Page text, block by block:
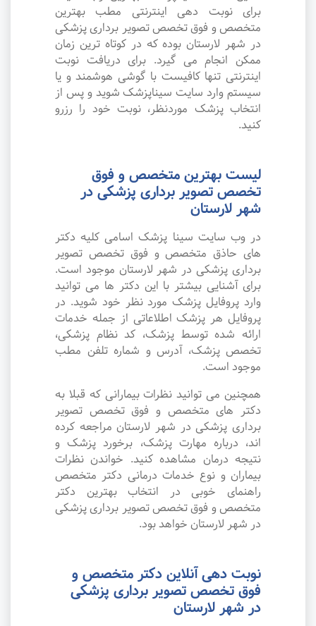
برای نوبت دهی اینترنتی مطب بهترین
متخصص و فوق تخصص تصویر برداری پزشکی
در شهر لارستان بوده که در کوتاه ترین زمان
ممکن انجام می گیرد. برای دریافت نوبت
اینترنتی تنها کافیست با گوشی هوشمند و یا
سیستم وارد سایت سیناپزشک شوید و پس از
انتخاب پزشک موردنظر، نوبت خود را رزرو
کنید.
لیست بهترین متخصص و فوق
تخصص تصویر برداری پزشکی در
شهر لارستان
در وب سایت سینا پزشک اسامی کلیه دکتر
های حاذق متخصص و فوق تخصص تصویر
برداری پزشکی در شهر لارستان موجود است.
برای آشنایی بیشتر با این دکتر ها می توانید
وارد پروفایل پزشک مورد نظر خود شوید. در
پروفایل هر پزشک اطلاعاتی از جمله خدمات
ارائه شده توسط پزشک، کد نظام پزشکی،
تخصص پزشک، آدرس و شماره تلفن مطب
موجود است.
همچنین می توانید نظرات بیمارانی که قبلا به
دکتر های متخصص و فوق تخصص تصویر
برداری پزشکی در شهر لارستان مراجعه کرده
اند، درباره مهارت پزشک، برخورد پزشک و
نتیجه درمان مشاهده کنید. خواندن نظرات
بیماران و نوع خدمات درمانی دکتر متخصص
راهنمای خوبی در انتخاب بهترین دکتر
متخصص و فوق تخصص تصویر برداری پزشکی
در شهر لارستان خواهد بود.
نوبت دهی آنلاین دکتر متخصص و
فوق تخصص تصویر برداری پزشکی
در شهر لارستان